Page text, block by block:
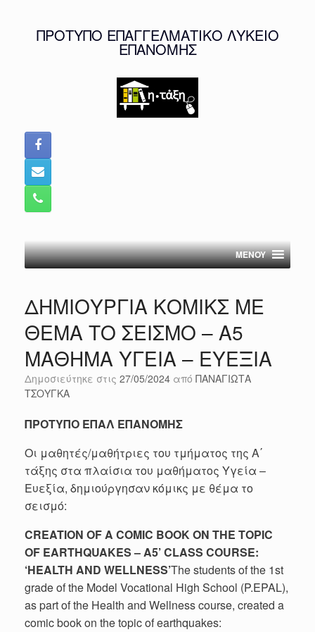
ΠΡΟΤΥΠΟ ΕΠΑΓΓΕΛΜΑΤΙΚΟ ΛΥΚΕΙΟ
ΕΠΑΝΟΜΗΣ
MENOY
ΔΗΜΙΟΥΡΓΙΑ ΚΟΜΙΚΣ ΜΕ
ΘΕΜΑ ΤΟ ΣΕΙΣΜΟ – Α5
ΜΑΘΗΜΑ ΥΓΕΙΑ – ΕΥΕΞΙΑ
Δημοσιεύτηκε στις 27/05/2024 από ΠΑΝΑΓΙΩΤΑ
ΤΣΟΥΓΚΑ
ΠΡΟΤΥΠΟ ΕΠΑΛ ΕΠΑΝΟΜΗΣ
Οι μαθητές/μαθήτριες του τμήματος της Α΄
τάξης στα πλαίσια του μαθήματος Υγεία –
Ευεξία, δημιούργησαν κόμικς με θέμα το
σεισμό:
CREATION OF A COMIC BOOK ON THE TOPIC
OF EARTHQUAKES –A5’ CLASS COURSE:
‘HEALTH AND WELLNESS’The students of the 1st
grade of the Model Vocational High School (P.EPAL),
as part of the Health and Wellness course, created a
comic book on the topic of earthquakes: